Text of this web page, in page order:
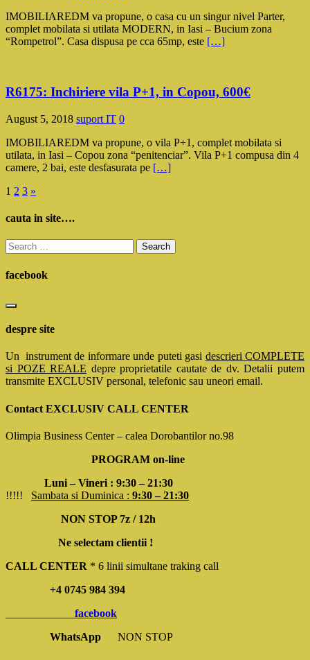
IMOBILIAREDM va propune, o casa cu un singur nivel Parter,
complet mobilata si utilata MODERN, in Iasi – Bucium zona
“Rompetrol”. Casa dispusa pe cca 65mp, este […]
R6175: Inchiriere vila P+1, in Copou, 600€
August 5, 2018 suport IT 0
IMOBILIAREDM va propune, o vila P+1, complet mobilata si
utilata, in Iasi – Copou zona “penitenciar”. Vila P+1 compusa din 4
camere, 2 bai, este desfasurata pe […]
Posts
pagination
1 2 3 »
cauta in site….
Search
for:
facebook
despre site
Un instrument de informare unde puteti gasi descrieri COMPLETE
si POZE REALE depre proprietatile cautate de dv. Detalii putem
transmite EXCLUSIV personal, telefonic sau uneori email.
Contact EXCLUSIV CALL CENTER
Olimpia Business Center – calea Dorobantilor no.98
PROGRAM on-line
Luni – Vineri : 9:30 – 21:30
!!!!! Sambata si Duminica : 9:30 – 21:30
NON STOP 7z / 12h
Ne selectam clientii !
CALL CENTER * 6 linii simultane traking call
+4 0745 984 394
facebook
WhatsApp
NON STOP